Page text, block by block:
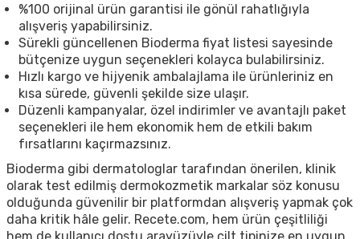
%100 orijinal ürün garantisi ile gönül rahatlığıyla
alışveriş yapabilirsiniz.
Sürekli güncellenen Bioderma fiyat listesi sayesinde
bütçenize uygun seçenekleri kolayca bulabilirsiniz.
Hızlı kargo ve hijyenik ambalajlama ile ürünleriniz en
kısa sürede, güvenli şekilde size ulaşır.
Düzenli kampanyalar, özel indirimler ve avantajlı paket
seçenekleri ile hem ekonomik hem de etkili bakım
fırsatlarını kaçırmazsınız.
Bioderma gibi dermatologlar tarafından önerilen, klinik
olarak test edilmiş dermokozmetik markalar söz konusu
olduğunda güvenilir bir platformdan alışveriş yapmak çok
daha kritik hâle gelir. Recete.com, hem ürün çeşitliliği
hem de kullanıcı dostu arayüzüyle cilt tipinize en uygun